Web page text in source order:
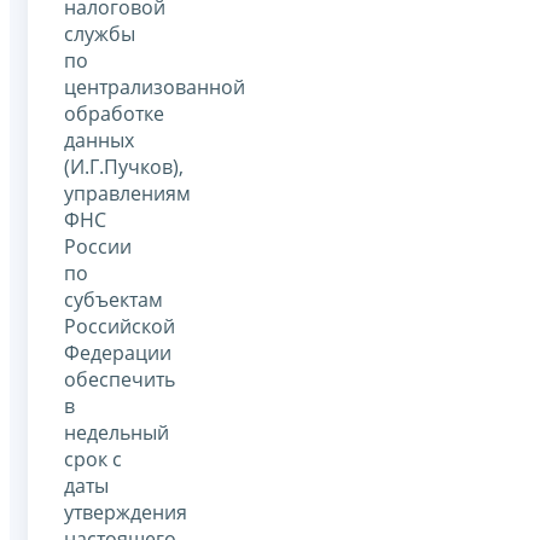
налоговой
службы
по
централизованной
обработке
данных
(И.Г.Пучков),
управлениям
ФНС
России
по
субъектам
Российской
Федерации
обеспечить
в
недельный
срок с
даты
утверждения